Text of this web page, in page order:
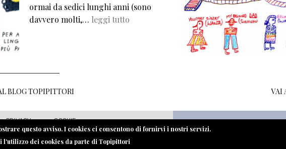
ormai da sedici lunghi anni (sono
davvero molti,… leggi tutto
BLOG TOPIPITTORI VAI
PRIVACY COOKIE
questo avviso. I cookies ci consentono di fornirvi i nostri servizi.
l'utilizzo dei cookies da parte di Topipittori